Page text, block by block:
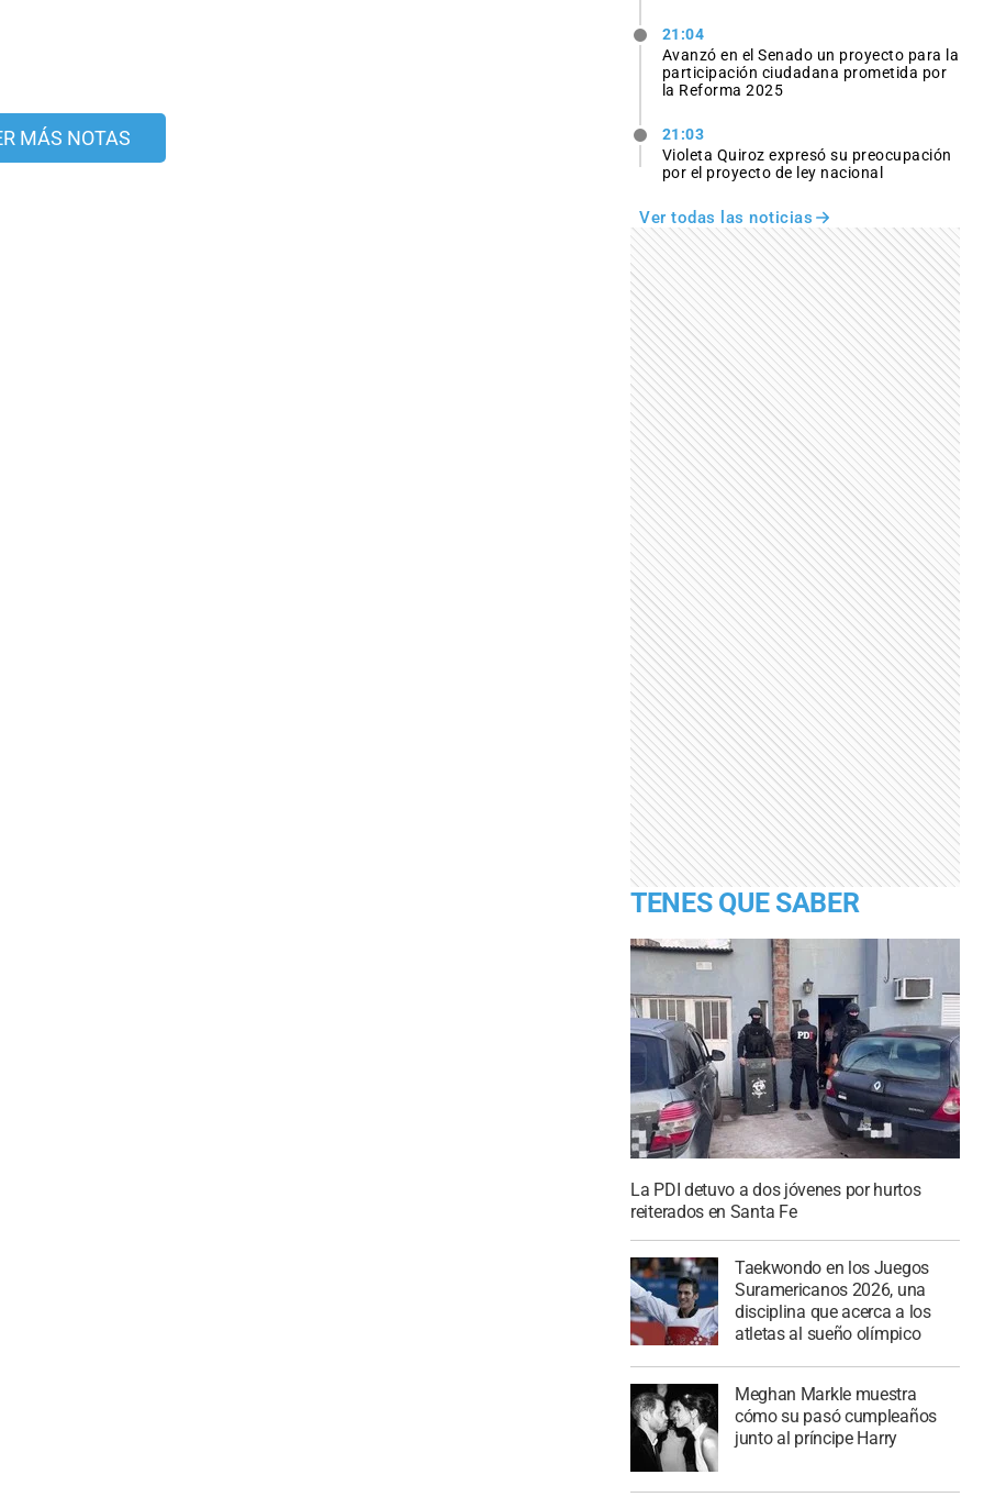
MÁS NOTAS
21:04
Avanzó en el Senado un proyecto para la
participación ciudadana prometida por
la Reforma 2025
21:03
Violeta Quiroz expresó su preocupación
por el proyecto de ley nacional
Ver todas las noticias
TENES QUE SABER
La PDI detuvo a dos jóvenes por hurtos
reiterados en Santa Fe
Taekwondo en los Juegos
Suramericanos 2026, una
disciplina que acerca a los
atletas al sueño olímpico
Meghan Markle muestra
cómo su pasó cumpleaños
junto al príncipe Harry